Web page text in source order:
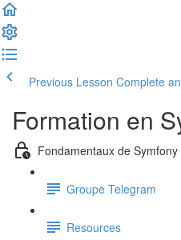
Previous Lesson Complete
Formation en
Fondamentaux de Symfony
Groupe Telegram
Resources